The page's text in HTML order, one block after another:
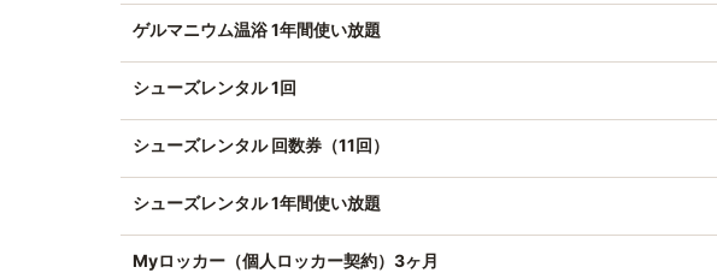
ゲルマニウム温浴 1年間使い放題
シューズレンタル 1回
シューズレンタル 回数券（11回）
シューズレンタル 1年間使い放題
Myロッカー（個人ロッカー契約）3ヶ月